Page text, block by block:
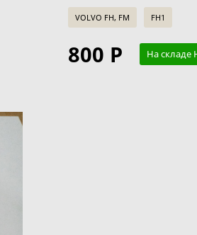
VOLVO FH, FM FH1
800 Р На складе